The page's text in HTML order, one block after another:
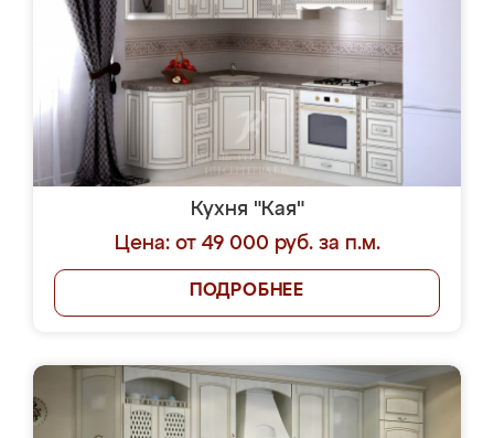
Кухня "Кая"
Цена: от 49 000 руб. за п.м.
ПОДРОБНЕЕ